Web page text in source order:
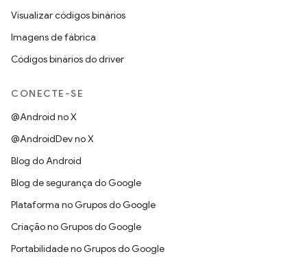
Visualizar códigos binários
Imagens de fábrica
Códigos binários do driver
CONECTE-SE
@Android no X
@AndroidDev no X
Blog do Android
Blog de segurança do Google
Plataforma no Grupos do Google
Criação no Grupos do Google
Portabilidade no Grupos do Google